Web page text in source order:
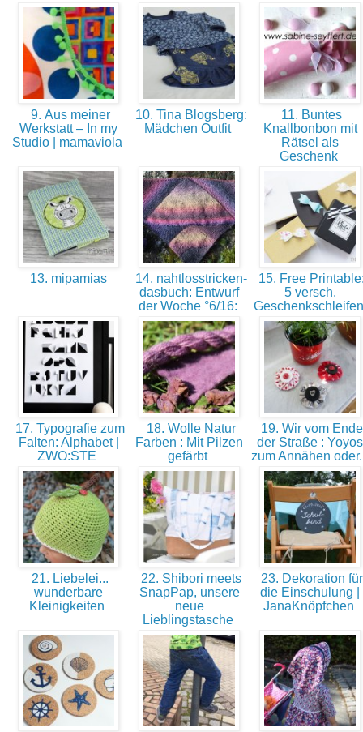
9. Aus meiner
Werkstatt – In my
Studio | mamaviola
10. Tina Blogsberg:
Mädchen Outfit
11. Buntes
Knallbonbon mit
Rätsel als
Geschenk
13. mipamias
14. nahtlosstricken-
dasbuch: Entwurf
der Woche °6/16:
15. Free
5 versch.
17. Typografie zum
Falten: Alphabet |
ZWO:STE
18. Wolle Natur
Farben : Mit Pilzen
gefärbt
19. Wir vom Ende
der Straße : Yoyos
zum Annähen
21. Liebelei...
wunderbare
Kleinigkeiten
22. Shibori meets
SnapPap, unsere
neue
Lieblingstasche
23. Dekoration für
die Einschulung |
JanaKnöpfchen